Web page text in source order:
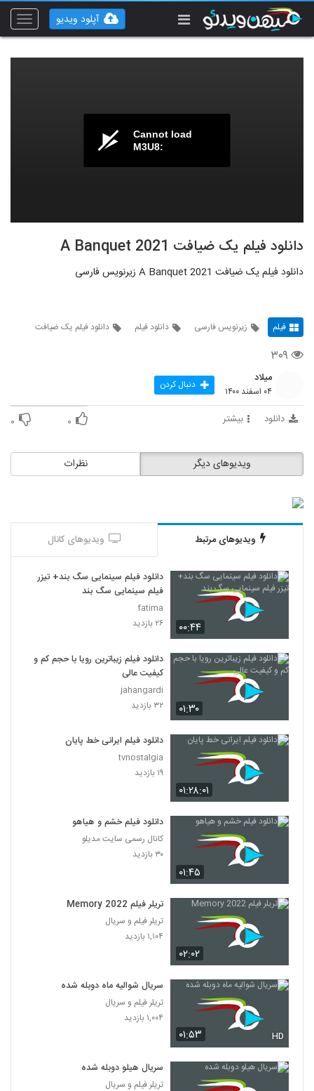
Toggle
آپلود ویدیو
Cannot load
M3U8:
دانلود فیلم یک ضیافت A Banquet 2021
دانلود فیلم یک ضیافت A Banquet 2021 زیرنویس فارسی
فیلم زیرنویس فارسی دانلود فیلم دانلود فیلم یک ضیافت
۳۰۹
میلاد
۰۴ اسفند ۱۴۰۰ دنبال کردن
دانلود بیشتر ۰ ۰
نظرات ویدیوهای دیگر
ویدیوهای مرتبط ویدیوهای کانال
۰۰:۴۴
دانلود فیلم سینمایی سگ بند+ تیزر
فیلم سینمایی سگ بند
fatima
۲۶ بازدید
۰۱:۳۰
دانلود فیلم زیباترین رویا با حجم کم و
کیفیت عالی
jahangardi
۳۲ بازدید
۰۱:۲۸:۰۱
دانلود فیلم ایرانی خط پایان
tvnostalgia
۱۹ بازدید
۰۱:۴۵
دانلود فیلم خشم و هیاهو
کانال رسمی سایت مدیلو
۳۰ بازدید
۰۲:۰۲
تریلر فیلم Memory 2022
تریلر فیلم و سریال
۱,۱۰۴ بازدید
۰۱:۵۳ HD
سریال شوالیه ماه دوبله شده
تریلر فیلم و سریال
۱,۰۰۴ بازدید
سریال هیلو دوبله شده
تریلر فیلم و سریال